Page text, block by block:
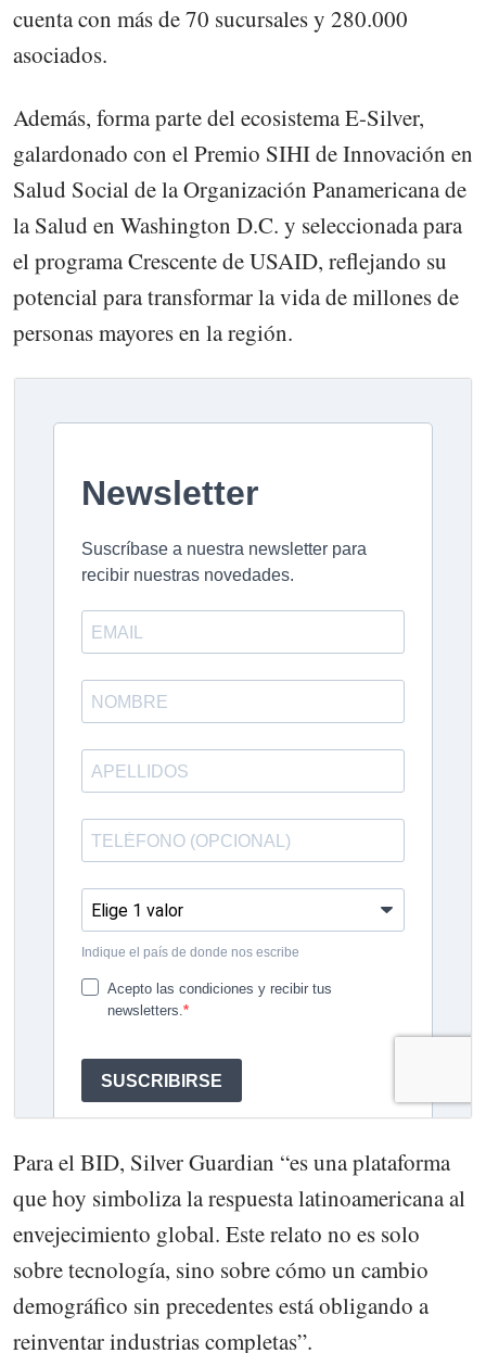
cuenta con más de 70 sucursales y 280.000
asociados.
Además, forma parte del ecosistema E-Silver,
galardonado con el Premio SIHI de Innovación en
Salud Social de la Organización Panamericana de
la Salud en Washington D.C. y seleccionada para
el programa Crescente de USAID, reflejando su
potencial para transformar la vida de millones de
personas mayores en la región.
Para el BID, Silver Guardian “es una plataforma
que hoy simboliza la respuesta latinoamericana al
envejecimiento global. Este relato no es solo
sobre tecnología, sino sobre cómo un cambio
demográfico sin precedentes está obligando a
reinventar industrias completas”.